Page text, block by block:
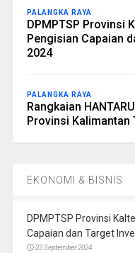
PALANGKA RAYA
DPMPTSP Provinsi
Pengisian Capaian
2024
PALANGKA RAYA
Rangkaian
Provinsi Kalimantan
EKONOMI & BISNIS
DPMPTSP Provinsi
Capaian dan Target
23 September 2024